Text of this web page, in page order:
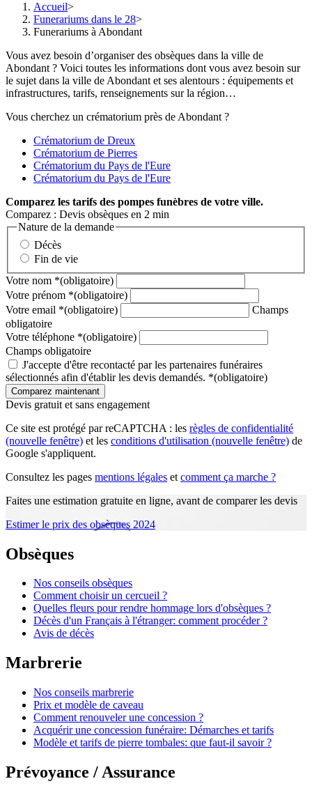
Accueil
Funerariums dans le 28
Funerariums à Abondant
Vous avez besoin d’organiser des obsèques dans la ville de
Abondant ? Voici toutes les informations dont vous avez besoin sur
le sujet dans la ville de Abondant et ses alentours : équipements et
infrastructures, tarifs, renseignements sur la région…
Vous cherchez un crématorium près de Abondant ?
Crématorium de Dreux
Crématorium de Pierres
Crématorium du Pays de l'Eure
Crématorium du Pays de l'Eure
Comparez les tarifs des pompes funèbres de votre ville.
Comparez : Devis obsèques en 2 min
Nature de la demande
Décès
Fin de vie
Votre nom *(obligatoire)
Votre prénom *(obligatoire)
Votre email *(obligatoire)
Champs
obligatoire
Votre téléphone *(obligatoire)
Champs obligatoire
J'accepte d'être recontacté par les partenaires funéraires
sélectionnés afin d'établir les devis demandés. *(obligatoire)
Devis gratuit et sans engagement
Ce site est protégé par reCAPTCHA : les règles de confidentialité
(nouvelle fenêtre) et les conditions d'utilisation (nouvelle fenêtre) de
Google s'appliquent.
Consultez les pages mentions légales et comment ça marche ?
Faites une estimation gratuite en ligne, avant de comparer les devis
Estimer le prix des obsèques 2024
Obsèques
Nos conseils obsèques
Comment choisir un cercueil ?
Quelles fleurs pour rendre hommage lors d'obsèques ?
Décès d'un Français à l'étranger: comment procéder ?
Avis de décès
Marbrerie
Nos conseils marbrerie
Prix et modèle de caveau
Comment renouveler une concession ?
Acquérir une concession funéraire: Démarches et tarifs
Modèle et tarifs de pierre tombales: que faut-il savoir ?
Prévoyance / Assurance